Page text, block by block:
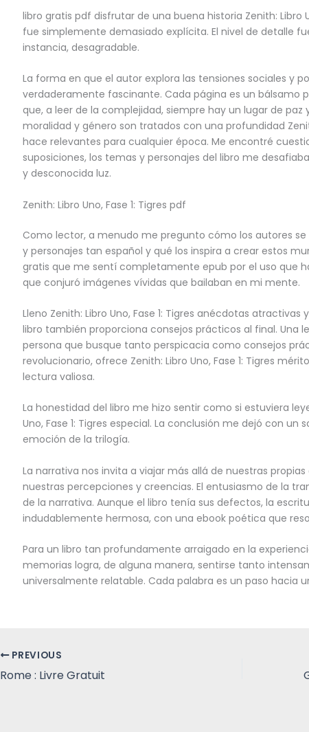
libro gratis pdf disfrutar de una buena historia Zenith: Libro
fue simplemente demasiado explícita. El nivel de detalle
instancia, desagradable.
La forma en que el autor explora las tensiones sociales y
verdaderamente fascinante. Cada página es un bálsamo
que, a leer de la complejidad, siempre hay un lugar de paz
moralidad y género son tratados con una profundidad
hace relevantes para cualquier época. Me encontré
suposiciones, los temas y personajes del libro me
y desconocida luz.
Zenith: Libro Uno, Fase 1: Tigres pdf
Como lector, a menudo me pregunto cómo los autores
y personajes tan español y qué los inspira a crear estos
gratis que me sentí completamente epub por el uso que
que conjuró imágenes vívidas que bailaban en mi mente.
Lleno Zenith: Libro Uno, Fase 1: Tigres anécdotas
libro también proporciona consejos prácticos al final. Una
persona que busque tanto perspicacia como consejos
revolucionario, ofrece Zenith: Libro Uno, Fase 1: Tigres
lectura valiosa.
La honestidad del libro me hizo sentir como si estuviera
Uno, Fase 1: Tigres especial. La conclusión me dejó con un
emoción de la trilogía.
La narrativa nos invita a viajar más allá de nuestras
nuestras percepciones y creencias. El entusiasmo de la
de la narrativa. Aunque el libro tenía sus defectos, la
indudablemente hermosa, con una ebook poética que
Para un libro tan profundamente arraigado en la
memorias logra, de alguna manera, sentirse tanto
universalmente relatable. Cada palabra es un paso hacia
PREVIOUS
Rome : Livre Gratuit